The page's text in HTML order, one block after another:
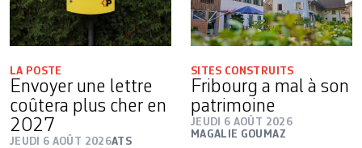
LA POSTE
Envoyer une lettre
coûtera plus cher en
2027
JEUDI 6 AOÛT 2026ATS
SITES CONSTRUITS
Fribourg a mal à son
patrimoine
JEUDI 6 AOÛT 2026
MAGALIE GOUMAZ